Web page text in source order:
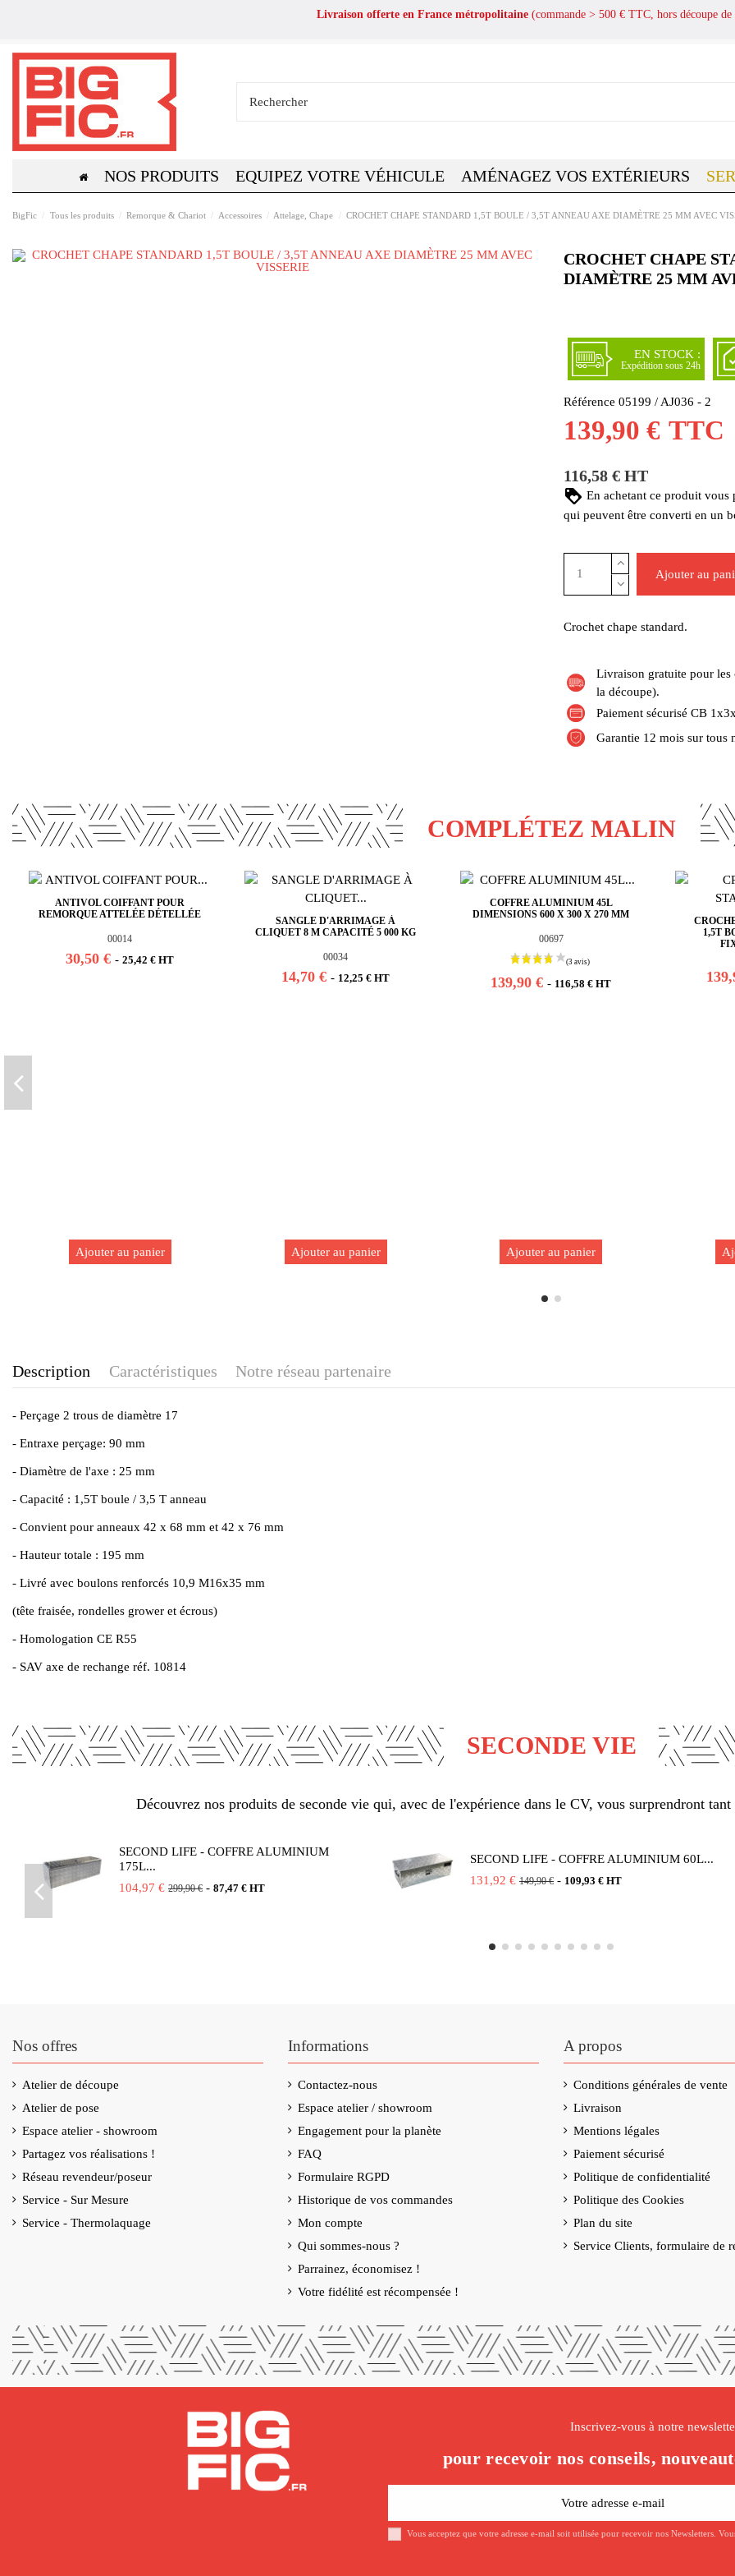
Livraison offerte en France métropolitaine (commande > 500 € TTC, hors découpe de
NOS PRODUITS EQUIPEZ VOTRE VÉHICULE AMÉNAGEZ VOS EXTÉRIEURS
BigFic Tous les produits Remorque & Chariot Accessoires Attelage, Chape CROCHET CHAPE STANDARD 1,5T BOULE / 3,5T ANNEAU AXE DIAMÈTRE 25 MM AVEC
CROCHET CHAPE
DIAMÈTRE 25 MM
EN STOCK :
Expédition sous 24h
Référence 05199 / AJ036 - 2
139,90 € TTC
116,58 € HT
En achetant ce produit vous
qui peuvent être converti en un
Ajouter au
Crochet chape standard.
Livraison gratuite pour les
la découpe).
Paiement sécurisé CB
Garantie 12 mois sur tous
COMPLÉTEZ MALIN
ANTIVOL COIFFANT POUR
REMORQUE ATTELÉE DÉTELLÉE
00014
30,50 €-25,42 € HT
Ajouter au panier
SANGLE D'ARRIMAGE À
CLIQUET 8 M CAPACITÉ 5 000 KG
00034
14,70 €- 12,25 € HT
Ajouter au panier
COFFRE ALUMINIUM 45L
DIMENSIONS 600 X 300 X 270 MM
00697
139,90 €- 116,58 € HT
Ajouter au panier
1,5T
Description Caractéristiques Notre réseau partenaire
- Perçage 2 trous de diamètre 17
- Entraxe perçage: 90 mm
- Diamètre de l'axe : 25 mm
- Capacité : 1,5T boule / 3,5 T anneau
- Convient pour anneaux 42 x 68 mm et 42 x 76 mm
- Hauteur totale : 195 mm
- Livré avec boulons renforcés 10,9 M16x35 mm
(tête fraisée, rondelles grower et écrous)
- Homologation CE R55
- SAV axe de rechange réf. 10814
SECONDE VIE
Découvrez nos produits de seconde vie qui, avec de l'expérience dans le CV, vous surprendront
SECOND LIFE - COFFRE ALUMINIUM
175L...
104,97 € 299,90 € - 87,47 € HT
SECOND LIFE - COFFRE ALUMINIUM 60L...
131,92 € 149,90 € - 109,93 € HT
Nos offres
Atelier de découpe
Atelier de pose
Espace atelier - showroom
Partagez vos réalisations !
Réseau revendeur/poseur
Service - Sur Mesure
Service - Thermolaquage
Informations
Contactez-nous
Espace atelier / showroom
Engagement pour la planète
FAQ
Formulaire RGPD
Historique de vos commandes
Mon compte
Qui sommes-nous ?
Parrainez, économisez !
Votre fidélité est récompensée !
A propos
Conditions générales de vente
Livraison
Mentions légales
Paiement sécurisé
Politique de confidentialité
Politique des Cookies
Plan du site
Service Clients, formulaire de
Inscrivez-vous à notre
pour recevoir nos conseils,
Vous acceptez que votre adresse e-mail soit utilisée pour recevoir nos Newsletters.